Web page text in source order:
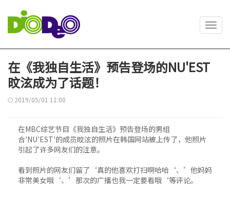
在《我独自生活》预告登场的NU'EST
旼泫成为了话题！
2019/05/01 11:00
在MBC综艺节目《我独自生活》预告登场的男组
合'NU'EST'的成员旼泫的照片在韩国网站被上传了，他照片
引起了许多网友们的注意。
看到照片的网友们留了‘真的他喜欢打扫啊哈哈‘、’他妈妈
非常美女哦‘、’那次的广播也我一定要看哦‘等评论。